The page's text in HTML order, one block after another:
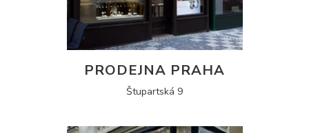
PRODEJNA PRAHA
Štupartská 9